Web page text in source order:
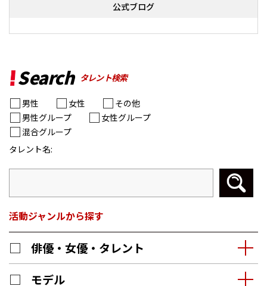
公式ブログ
Search タレント検索
タレント名:
男性 女性
その他
男性グループ
女性グループ
混合グループ
活動ジャンルから探す
俳優・女優・タレント
モデル